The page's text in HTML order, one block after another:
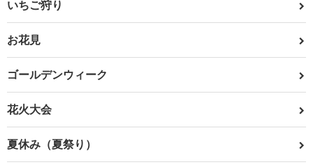
いちご狩り
お花見
ゴールデンウィーク
花火大会
夏休み（夏祭り）